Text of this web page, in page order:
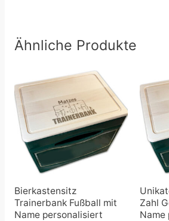
Ähnliche Produkte
Bierkastensitz
Trainerbank Fußball mit
Name personalisiert
Zahl
Name